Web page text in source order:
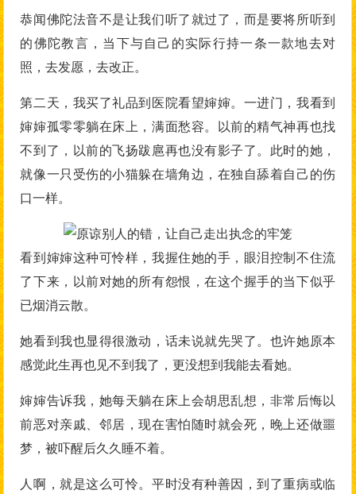
恭闻佛陀法音不是让我们听了就过了，而是要将所听到
的佛陀教言，当下与自己的实际行持一条一款地去对
照，去发愿，去改正。
第二天，我买了礼品到医院看望婶婶。一进门，我看到
婶婶孤零零躺在床上，满面愁容。以前的精气神再也找
不到了，以前的飞扬跋扈再也没有影子了。此时的她，
就像一只受伤的小猫躲在墙角边，在独自舔着自己的伤
口一样。
看到婶婶这种可怜样，我握住她的手，眼泪控制不住流
了下来，以前对她的所有怨恨，在这个握手的当下似乎
已烟消云散。
她看到我也显得很激动，话未说就先哭了。也许她原本
感觉此生再也见不到我了，更没想到我能去看她。
婶婶告诉我，她每天躺在床上会胡思乱想，非常后悔以
前恶对亲戚、邻居，现在害怕随时就会死，晚上还做噩
梦，被吓醒后久久睡不着。
人啊，就是这么可怜。平时没有种善因，到了重病或临